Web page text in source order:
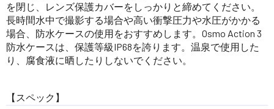
を閉じ、レンズ保護カバーをしっかりと締めてください。
長時間水中で撮影する場合や高い衝撃圧力や水圧がかかる
場合、防水ケースの使用をおすすめします。Osmo Action 3
防水ケースは、保護等級IP68を誇ります。温泉で使用した
り、腐食液に晒したりしないでください。
【スペック】